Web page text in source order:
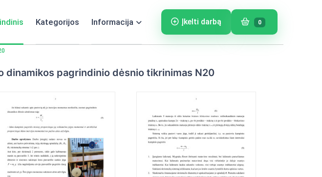
Kategorijos Informacija Įkelti darbą 0
dinamikos pagrindinio dėsnio tikrinimas N20